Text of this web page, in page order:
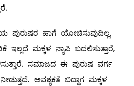
ಪುರುಷರ ಹಾಗೆ ಯೋಚಿಸುವುದಿಲ್ಲ.
ಮಕ್ಕಳ ನ್ಯಾಪಿ ಬದಲಿಸುತ್ತಾರೆ,
ಸಮಾಜದ ಈ ಪುರುಷ ವರ್ಗ
ಅವಶ್ಯಕತೆ ಬಿದ್ದಾಗ ಮಕ್ಕಳ